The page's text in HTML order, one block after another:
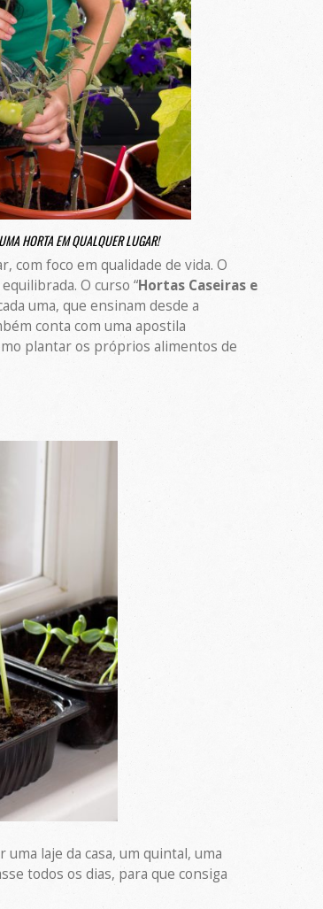
HORTA EM QUALQUER LUGAR!
com foco em qualidade de vida. O
O curso “Hortas Caseiras e
uma, que ensinam desde a
conta com uma apostila
plantar os próprios alimentos de
laje da casa, um quintal, uma
todos os dias, para que consiga